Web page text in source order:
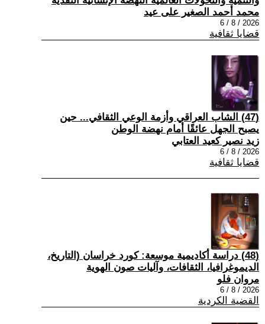
محمد أحمد الصغير على عيد
2026 / 8 / 6
قضايا ثقافية
(47) الشاب العراقي وأزمة الوعي الثقافي... حين
يصبح الجهل عائقًا أمام نهضة الوطن
زيد نصير كعيد العتابي
2026 / 8 / 6
قضايا ثقافية
(48) دراسة أكاديمية موسعة: كورد خراسان (التاريخ،
الديموغرافيا، الثقافات، وآليات صون الهوية
مروان فلو
2026 / 8 / 6
القضية الكردية